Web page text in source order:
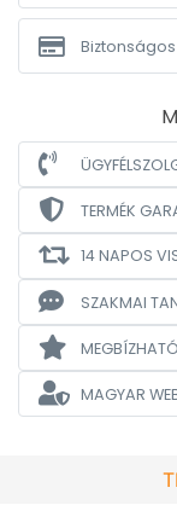
TERMÉK
14 NAPOS
SZAKMAI
MAGYAR